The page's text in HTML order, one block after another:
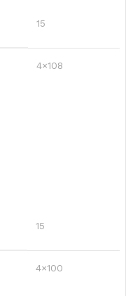
15
4×108
15
4×100